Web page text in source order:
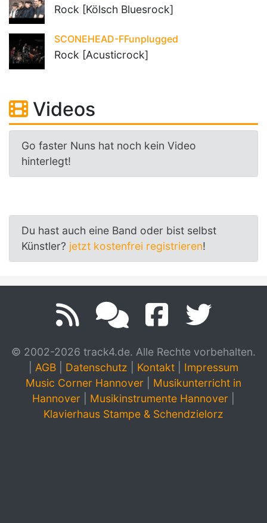
Rock [Kölsch Bluesrock]
SCONEHEAD-FFunplugged
Rock [Acusticrock]
Videos
Go faster Nuns hat noch kein Video
hinterlegt!
Du hast auch eine Band oder bist selbst
Künstler? jetzt kostenfrei registrieren!
© 2002-2026 track4.de. Alle Rechte vorbehalten.
AGB Datenschutz Kontakt
Impressum
Music Corner Hannover
Musikunterricht in
Hannover
Musikinstrumente Hannover
Klavierhaus Stampe & Schendzielorz